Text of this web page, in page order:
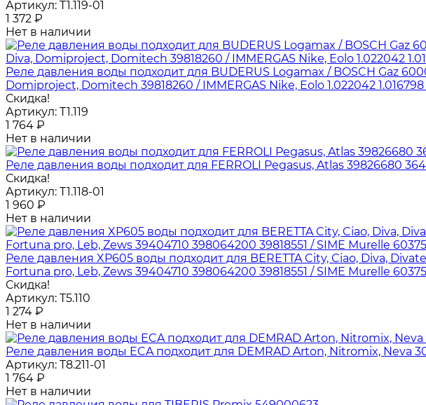
Артикул: T1.119-01
1 372 ₽
Нет в наличии
Реле давления воды подходит для BUDERUS Logamax / BOSCH Gaz
Domiproject, Domitech 39818260 / IMMERGAS Nike, Eolo 1.022042 1.016798
Скидка!
Артикул: T1.119
1 764 ₽
Нет в наличии
Реле давления воды подходит для FERROLI Pegasus, Atlas 39826680
Скидка!
Артикул: T1.118-01
1 960 ₽
Нет в наличии
Реле давления XP605 воды подходит для BERETTA City, Ciao, Diva,
Fortuna pro, Leb, Zews 39404710 398064200 39818551 / SIME Murelle
Скидка!
Артикул: T5.110
1 274 ₽
Нет в наличии
Реле давления воды ECA подходит для DEMRAD Arton, Nitromix, Neva
Артикул: T8.211-01
1 764 ₽
Нет в наличии